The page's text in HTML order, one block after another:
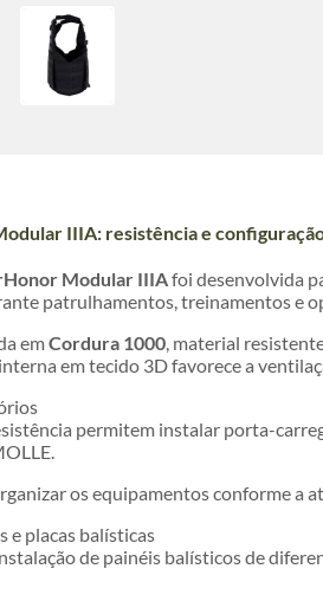
IIIA: resistência e
Modular IIIAfoi desenvolvida
patrulhamentos, treinamentos e
emCordura 1000, material
em tecido 3D favorece a
permitem instalar porta-
os equipamentos conforme a
e placas balísticas
de painéis balísticos de